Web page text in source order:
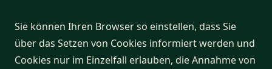
Sie können Ihren Browser so einstellen, dass Sie
über das Setzen von Cookies informiert werden und
Cookies nur im Einzelfall erlauben, die Annahme von